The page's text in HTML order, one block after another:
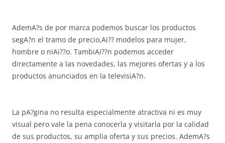
AdemA?s de por marca podemos buscar los productos
segA?n el tramo de precio,Ai?? modelos para mujer,
hombre o niAi??o. TambiAi??n podemos acceder
directamente a las novedades, las mejores ofertas y a los
productos anunciados en la televisiA?n.
La pA?gina no resulta especialmente atractiva ni es muy
visual pero vale la pena conocerla y visitarla por la calidad
de sus productos, su amplia oferta y sus precios. AdemA?s